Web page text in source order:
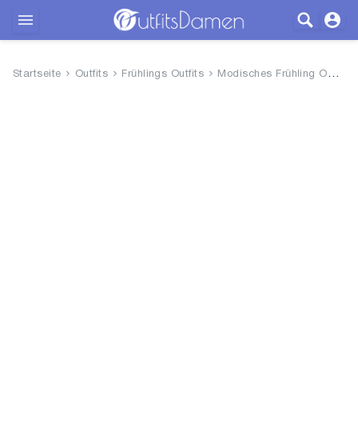
Startseite Outfits Frühlings Outfits Modisches Frühling Outfit